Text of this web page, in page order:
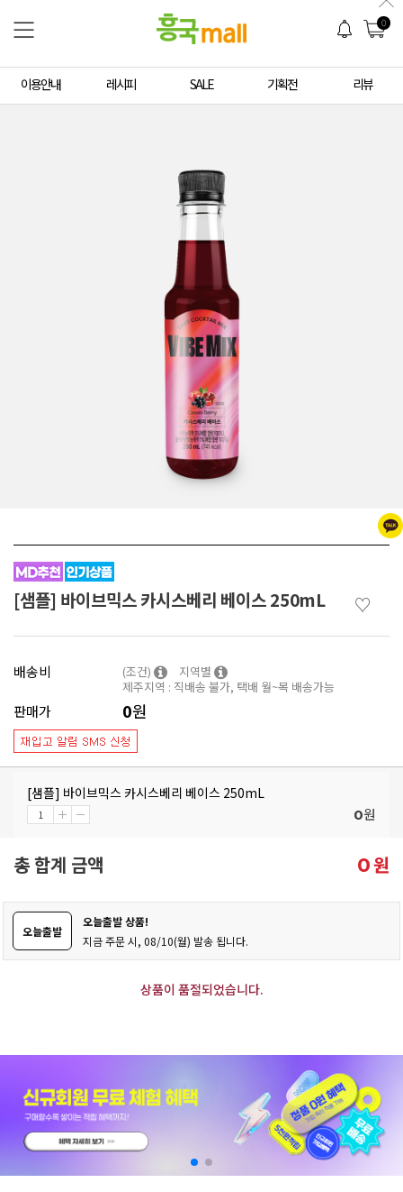
0
이용안내 레시피 SALE 기획전 리뷰
[샘플] 바이브믹스 카시스베리 베이스 250mL ♡
배송비 (조건)
지역별
제주지역 : 직배송 불가, 택배 월~목 배송가능
판매가 0원
[샘플] 바이브믹스 카시스베리 베이스 250mL
0원
총 합계 금액 0원
오늘출발
오늘출발 상품!
지금 주문 시, 08/10(월) 발송 됩니다.
상품이 품절되었습니다.